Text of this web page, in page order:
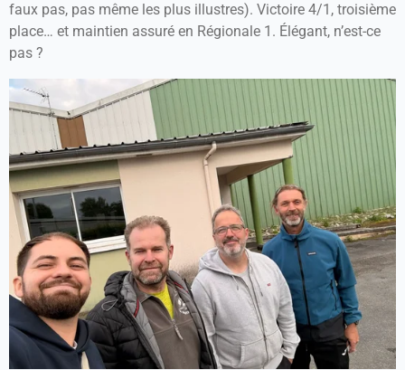
faux pas, pas même les plus illustres). Victoire 4/1, troisième
place… et maintien assuré en Régionale 1. Élégant, n’est-ce
pas ?